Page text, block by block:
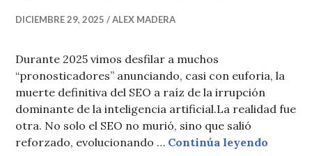
DICIEMBRE 29, 2025 ALEX MADERA
Durante 2025 vimos desfilar a muchos
“pronosticadores” anunciando, casi con euforia, la
muerte definitiva del SEO a raíz de la irrupción
dominante de la inteligencia artificial.La realidad fue
otra. No solo el SEO no murió, sino que salió
reforzado, evolucionando … Continúa leyendo